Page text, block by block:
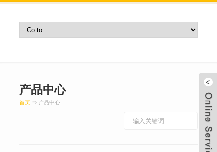
产品中心
首页 ⇒ 产品中心